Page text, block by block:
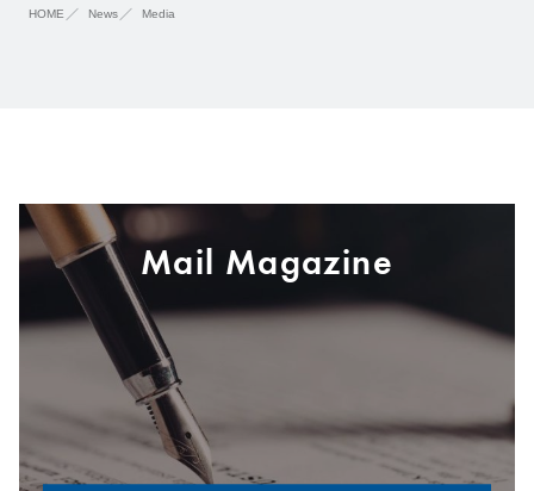
HOME News Media
Mail Magazine